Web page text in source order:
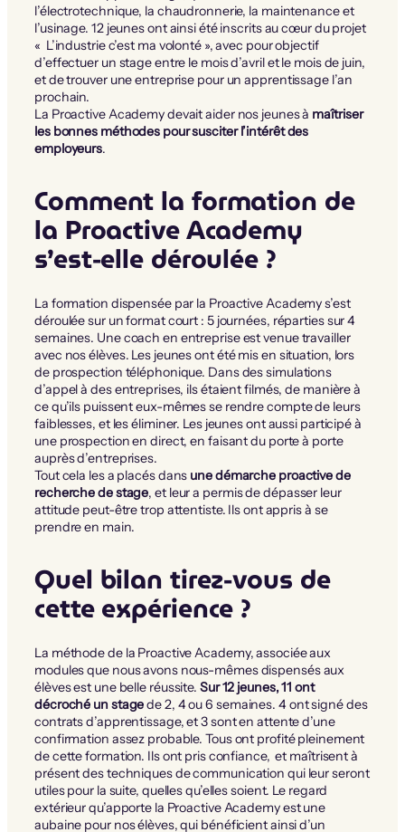
l’électrotechnique, la chaudronnerie, la maintenance et
l’usinage. 12 jeunes ont ainsi été inscrits au cœur du projet
« L’industrie c’est ma volonté », avec pour objectif
d’effectuer un stage entre le mois d’avril et le mois de juin,
et de trouver une entreprise pour un apprentissage l’an
prochain.
La Proactive Academy devait aider nos jeunes à maîtriser
les bonnes méthodes pour susciter l’intérêt des
employeurs.
Comment la formation de
la Proactive Academy
s’est-elle déroulée ?
La formation dispensée par la Proactive Academy s’est
déroulée sur un format court : 5 journées, réparties sur 4
semaines. Une coach en entreprise est venue travailler
avec nos élèves. Les jeunes ont été mis en situation, lors
de prospection téléphonique. Dans des simulations
d’appel à des entreprises, ils étaient filmés, de manière à
ce qu’ils puissent eux-mêmes se rendre compte de leurs
faiblesses, et les éliminer. Les jeunes ont aussi participé à
une prospection en direct, en faisant du porte à porte
auprès d’entreprises.
Tout cela les a placés dans une démarche proactive de
recherche de stage, et leur a permis de dépasser leur
attitude peut-être trop attentiste. Ils ont appris à se
prendre en main.
Quel bilan tirez-vous de
cette expérience ?
La méthode de la Proactive Academy, associée aux
modules que nous avons nous-mêmes dispensés aux
élèves est une belle réussite. Sur 12 jeunes, 11 ont
décroché un stagede 2, 4 ou 6 semaines. 4 ont signé des
contrats d’apprentissage, et 3 sont en attente d’une
confirmation assez probable. Tous ont profité pleinement
de cette formation. Ils ont pris confiance, et maîtrisent à
présent des techniques de communication qui leur seront
utiles pour la suite, quelles qu’elles soient. Le regard
extérieur qu’apporte la Proactive Academy est une
aubaine pour nos élèves, qui bénéficient ainsi d’un